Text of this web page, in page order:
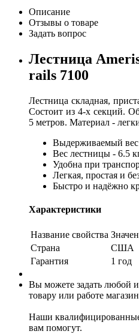
Описание
Отзывы о товаре
Задать вопрос
Лестница
rails 7100
Лестница складная,
Состоит из 4-х секций.
5 метров. Материал -
Выдерживаемый вес
Вес лестницы - 6.5
Удобна при
Легкая, простая и
Быстро и надёжно
Характеристики
Название свойства
Страна
США
Гарантия
1 год
Вы можете задать любой
товару или работе
Наши
вам помогут.